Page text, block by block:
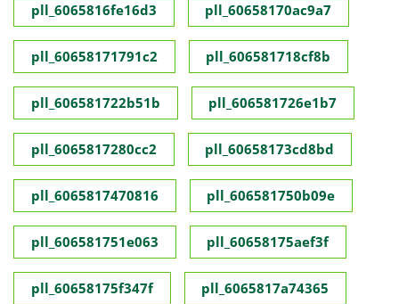
pll_6065816fe16d3 pll_60658170ac9a7
pll_60658171791c2 pll_606581718cf8b
pll_606581722b51b pll_606581726e1b7
pll_6065817280cc2 pll_60658173cd8bd
pll_6065817470816 pll_606581750b09e
pll_606581751e063 pll_60658175aef3f
pll_60658175f347f pll_6065817a74365